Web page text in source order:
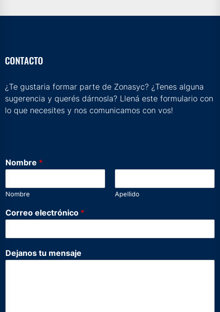
CONTACTO
¿Te gustaria formar parte de Zonasyc? ¿Tenes alguna
sugerencia y querés dárnosla? Llená este formulario con
lo que necesites y nos comunicamos con vos!
Nombre *
Nombre Apellido
N
o
b
e
Correo electrónico *
Dejanos tu mensaje